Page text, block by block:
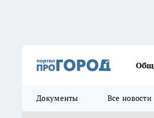
Документы Все новости